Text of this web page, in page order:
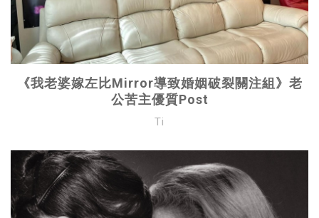
《我老婆嫁左比Mirror導致婚姻破裂關注組》老
公苦主優質Post
Ti